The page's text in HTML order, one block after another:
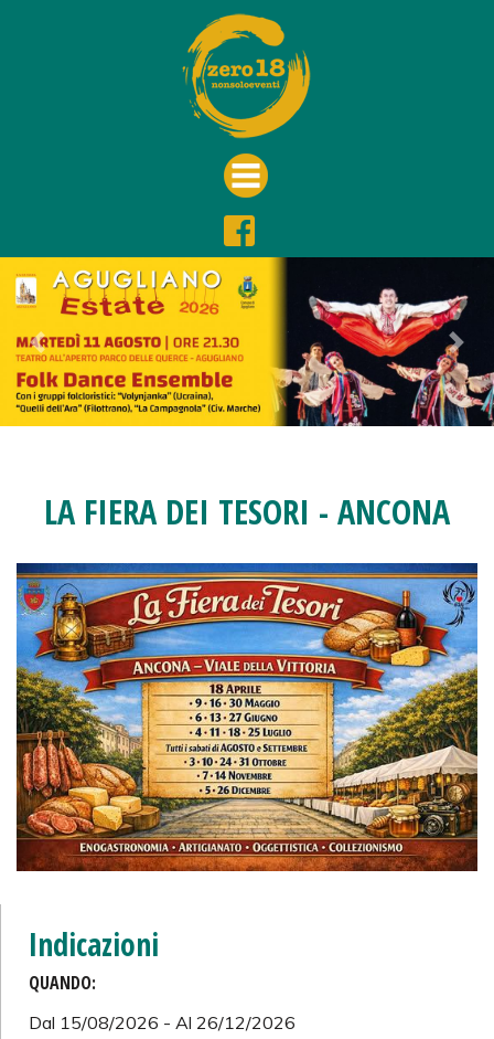
Previous Next
LA FIERA DEI TESORI - ANCONA
Indicazioni
QUANDO:
Dal 15/08/2026 - Al 26/12/2026